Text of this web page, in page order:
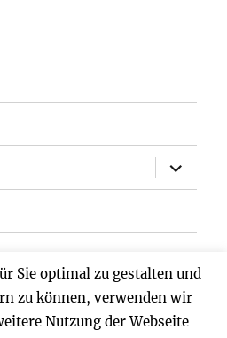
anzeigen
Sie optimal zu gestalten und
zu können, verwenden wir
Nutzung der Webseite